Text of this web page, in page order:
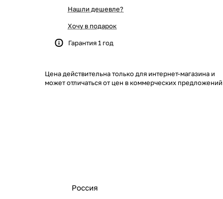
Нашли дешевле?
Хочу в подарок
Гарантия 1 год
Цена действительна только для интернет-магазина и
может отличаться от цен в коммерческих предложений
Россия